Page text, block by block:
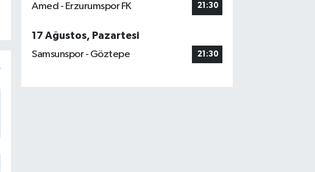
Amed - Erzurumspor FK 21:30
17 Ağustos, Pazartesi
Samsunspor - Göztepe
21:30